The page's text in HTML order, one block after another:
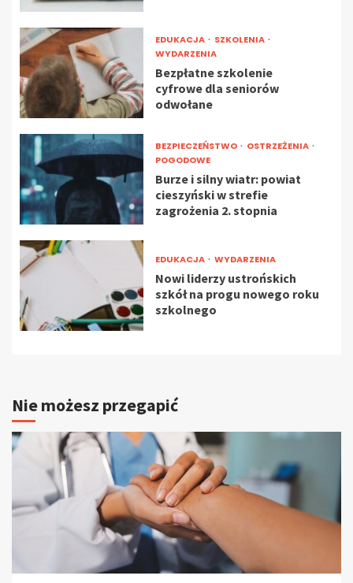
EDUKACJA
SZKOLENIA
WYDARZENIA
Bezpłatne szkolenie
cyfrowe dla seniorów
odwołane
BEZPIECZEŃSTWO
OSTRZEŻENIA
POGODOWE
Burze i silny wiatr: powiat
cieszyński w strefie
zagrożenia 2. stopnia
EDUKACJA WYDARZENIA
Nowi liderzy ustrońskich
szkół na progu nowego roku
szkolnego
Nie możesz przegapić